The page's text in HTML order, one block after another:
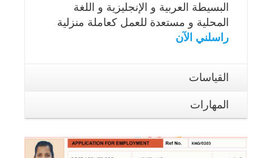
البسيطة العربية و الإنجليزية و اللغة
المحلية و مستعدة للعمل كعاملة منزلية
راسلني الآن
القياسات
المهارات